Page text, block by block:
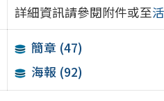
詳細資訊請參閱附件或至
簡章 (47)
海報 (92)